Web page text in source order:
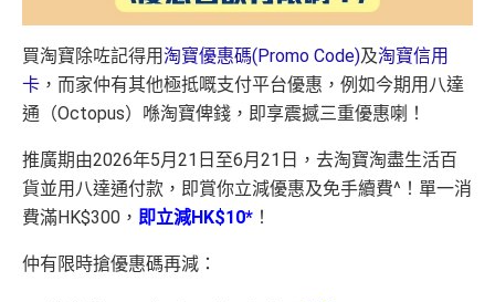
買淘寶除咗記得用淘寶優惠碼(Promo Code)及淘寶信用
卡 ，而家仲有其他極抵嘅支付平台優惠，例如今期用八達
通（Octopus）喺淘寶俾錢，即享震撼三重優惠喇！
推廣期由2026年5月21日至6月21日，去淘寶淘盡生活百
貨並用八達通付款，即賞你立減優惠及免手續費^！單一消
費滿HK$300， 即立減HK$10* ！
仲有限時搶優惠碼再減：